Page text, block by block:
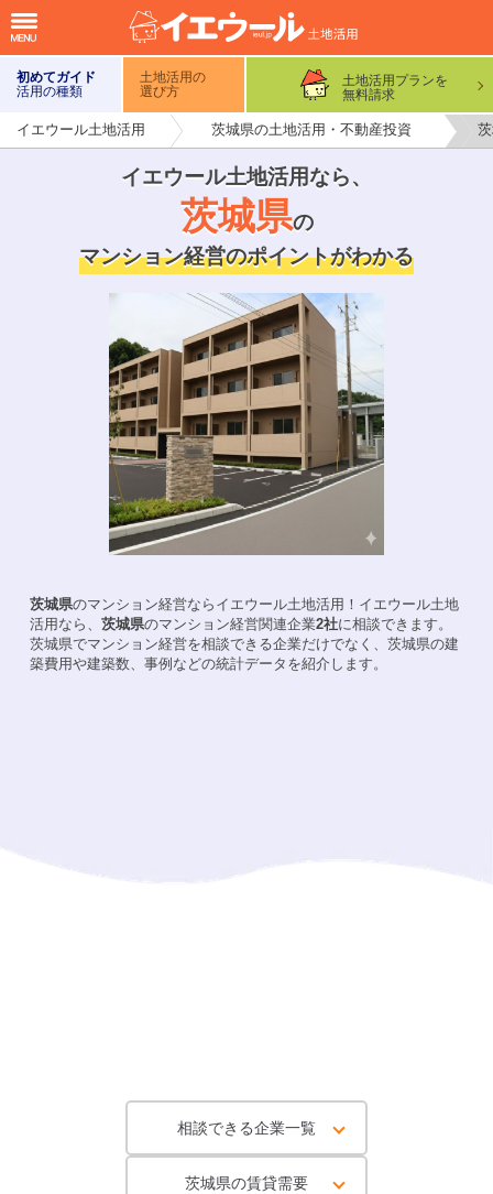
初めてガイド
活用の種類
土地活用の
選び方
土地活用プランを
無料請求
イエウール土地活用 茨城県の土地活用・不動産投資
イエウール土地活用なら、
茨城県の
マンション経営のポイントがわかる
茨城県のマンション経営ならイエウール土地活用！ イエウール土地
活用なら、茨城県のマンション経営関連企業2社に相談できます。
茨城県でマンション経営を相談できる企業だけでなく、茨城県の建
築費用や建築数、事例などの統計データを紹介します。
相談できる企業一覧
茨城県の賃貸需要